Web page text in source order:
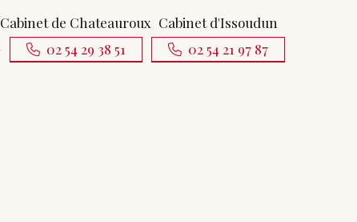
Cabinet de Chateauroux
02 54 29 38 51
Cabinet d'Issoudun
02 54 21 97 87